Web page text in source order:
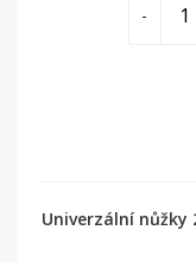
-
Univerzální nůžky